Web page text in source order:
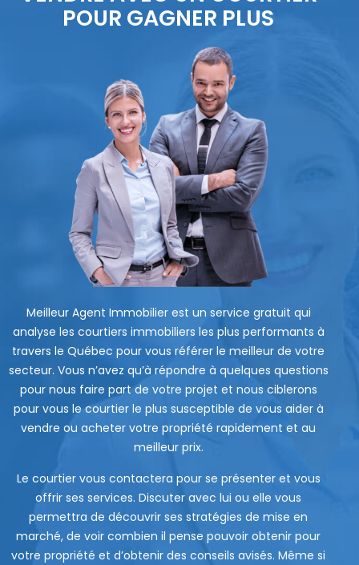
POUR GAGNER PLUS
Meilleur Agent Immobilier est un service gratuit qui
analyse les courtiers immobiliers les plus performants à
travers le Québec pour vous référer le meilleur de votre
secteur. Vous n’avez qu’à répondre à quelques questions
pour nous faire part de votre projet et nous ciblerons
pour vous le courtier le plus susceptible de vous aider à
vendre ou acheter votre propriété rapidement et au
meilleur prix.
Le courtier vous contactera pour se présenter et vous
offrir ses services. Discuter avec lui ou elle vous
permettra de découvrir ses stratégies de mise en
marché, de voir combien il pense pouvoir obtenir pour
votre propriété et d’obtenir des conseils avisés. Même si